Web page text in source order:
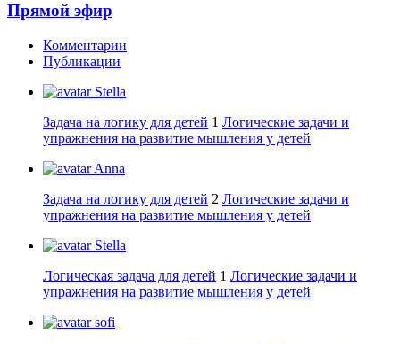
Прямой эфир
Комментарии
Публикации
Stella
Задача на логику для детей 1 Логические задачи и
упражнения на развитие мышления у детей
Anna
Задача на логику для детей 2 Логические задачи и
упражнения на развитие мышления у детей
Stella
Логическая задача для детей 1 Логические задачи и
упражнения на развитие мышления у детей
sofi